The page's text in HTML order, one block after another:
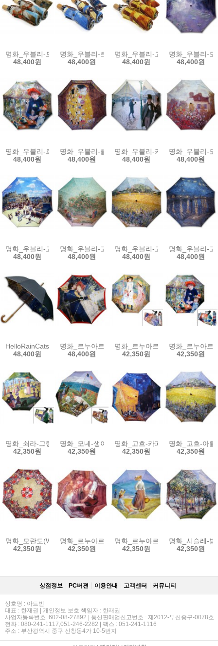
명화_우블리-모네 양귀비들판 우산양산겸용 3단자동우산
48,400원
명화_우블리-르누아르 퐁네프다리 우산양산겸용 3
48,400원
명화_우블리-고흐 해바라기 우산
48,400원
명화_우블리-
48,400원
명화_우블리-르누아르 두자매 65우산양산겸용 멜빵자동우산
48,400원
명화_우블리-클림트 키스 65우산양산겸용 멜빵자동
48,400원
명화_우블리-카유보트 레인데이
48,400원
명화_우블리-
48,400원
명화_우블리-고흐 르누아르 퐁네프다리 65우산양산겸용 멜빵자동우산
48,400원
명화_우블리-고흐 연인이 있는 정원 65우산양산겸
48,400원
명화_우블리-고흐 아를의 꽃밭
48,400원
명화_우블리-
48,400원
HelloRainCats 고흐_론강의 별밤(W) 이중자동 우산
48,400원
명화_르누아르-시골무도회 그녀는예뻤다 3단 이중
48,400원
명화_르누아르-건지섬 바닷가의
42,350원
명화_르누아르
42,350원
명화_쇠라-그랑드자트섬의 일요일오후 3단자동우산
42,350원
명화_모네-생아드레스의 정원 3단자동우산
42,350원
명화_고흐-카페테라스전폭(W) 자
42,350원
명화_고흐-아
42,350원
명화_모란도(W) 자동우산
42,350원
명화_르누아르-피아노치는소녀들(W) 자동우산
42,350원
명화_르누아르-해변의 여인들(W)
42,350원
명화_시슬레-
42,350원
상점정보 PC버젼 이용안내 고객센터 커뮤니티
상호명 : 아트빈
대표 : 한재권 | 개인정보 보호 책임자 : 한재권
사업자등록번호 :602-08-27892 | 통신판매업신고번호 : 제2012-부산중구-0078호
전화 : 080-241-1117,051-246-2282 | 팩스 : 051-241-1116
주소 : 부산광역시 중구 신창동4가 10-5번지